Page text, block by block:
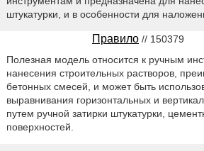
штукатурки, и в особенности для
Правило // 150379
Полезная модель относится к ручным
нанесения строительных растворов,
бетонных смесей, и может быть
выравнивания горизонтальных и
путем ручной затирки штукатурки,
поверхностей.